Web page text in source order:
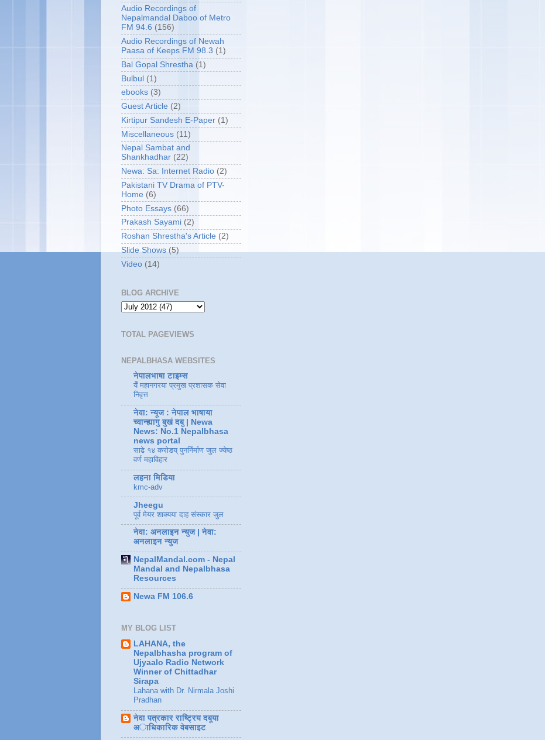
Audio Recordings of
Nepalmandal Daboo of Metro
FM 94.6 (156)
Audio Recordings of Newah
Paasa of Keeps FM 98.3 (1)
Bal Gopal Shrestha (1)
Bulbul (1)
ebooks (3)
Guest Article (2)
Kirtipur Sandesh E-Paper (1)
Miscellaneous (11)
Nepal Sambat and
Shankhadhar (22)
Newa: Sa: Internet Radio (2)
Pakistani TV Drama of PTV-
Home (6)
Photo Essays (66)
Prakash Sayami (2)
Roshan Shrestha's Article (2)
Slide Shows (5)
Video (14)
BLOG ARCHIVE
TOTAL PAGEVIEWS
NEPALBHASA WEBSITES
नेपालभाषा टाइम्स
येँ महानगरया प्रमुख प्रशासक सेवा
निवृत्त
नेवा: न्यूज : नेपाल भाषाया
च्वान्ह्यागु बुखं दबु | Newa
News: No.1 Nepalbhasa
news portal
साढे १४ करोडय् पुनर्निर्माण जुल ज्येष्ठ
वर्ण महाविहार
लहना मिडिया
kmc-adv
Jheegu
पूर्व मेयर शाक्यया दाह संस्कार जुल
नेवा: अनलाइन न्युज | नेवा:
अनलाइन न्युज
NepalMandal.com - Nepal
Mandal and Nepalbhasa
Resources
Newa FM 106.6
MY BLOG LIST
LAHANA, the
Nepalbhasha program of
Ujyaalo Radio Network
Winner of Chittadhar
Sirapa
Lahana with Dr. Nirmala Joshi
Pradhan
नेवा पत्रकार राष्ट्रिय दबूया
अाधिकारिक वेबसाइट